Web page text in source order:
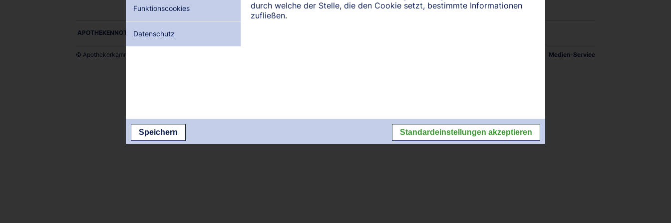
APOTHEKENNOTDIENSTE ALS PDF DOWNLOADEN:
© Apothekerkammer des Saarlandes Medien-Service
durch welche der Stelle, die den Cookie setzt, bestimmte Informationen
zufließen.
Funktionscookies
Datenschutz
Speichern Standardeinstellungen akzeptieren